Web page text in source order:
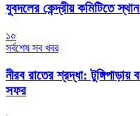
যুবদলের কেন্দ্রীয় কমিটিতে
১০
সর্বশেষ সব খবর
নীরব রাতের শ্রদ্ধা:
সফর